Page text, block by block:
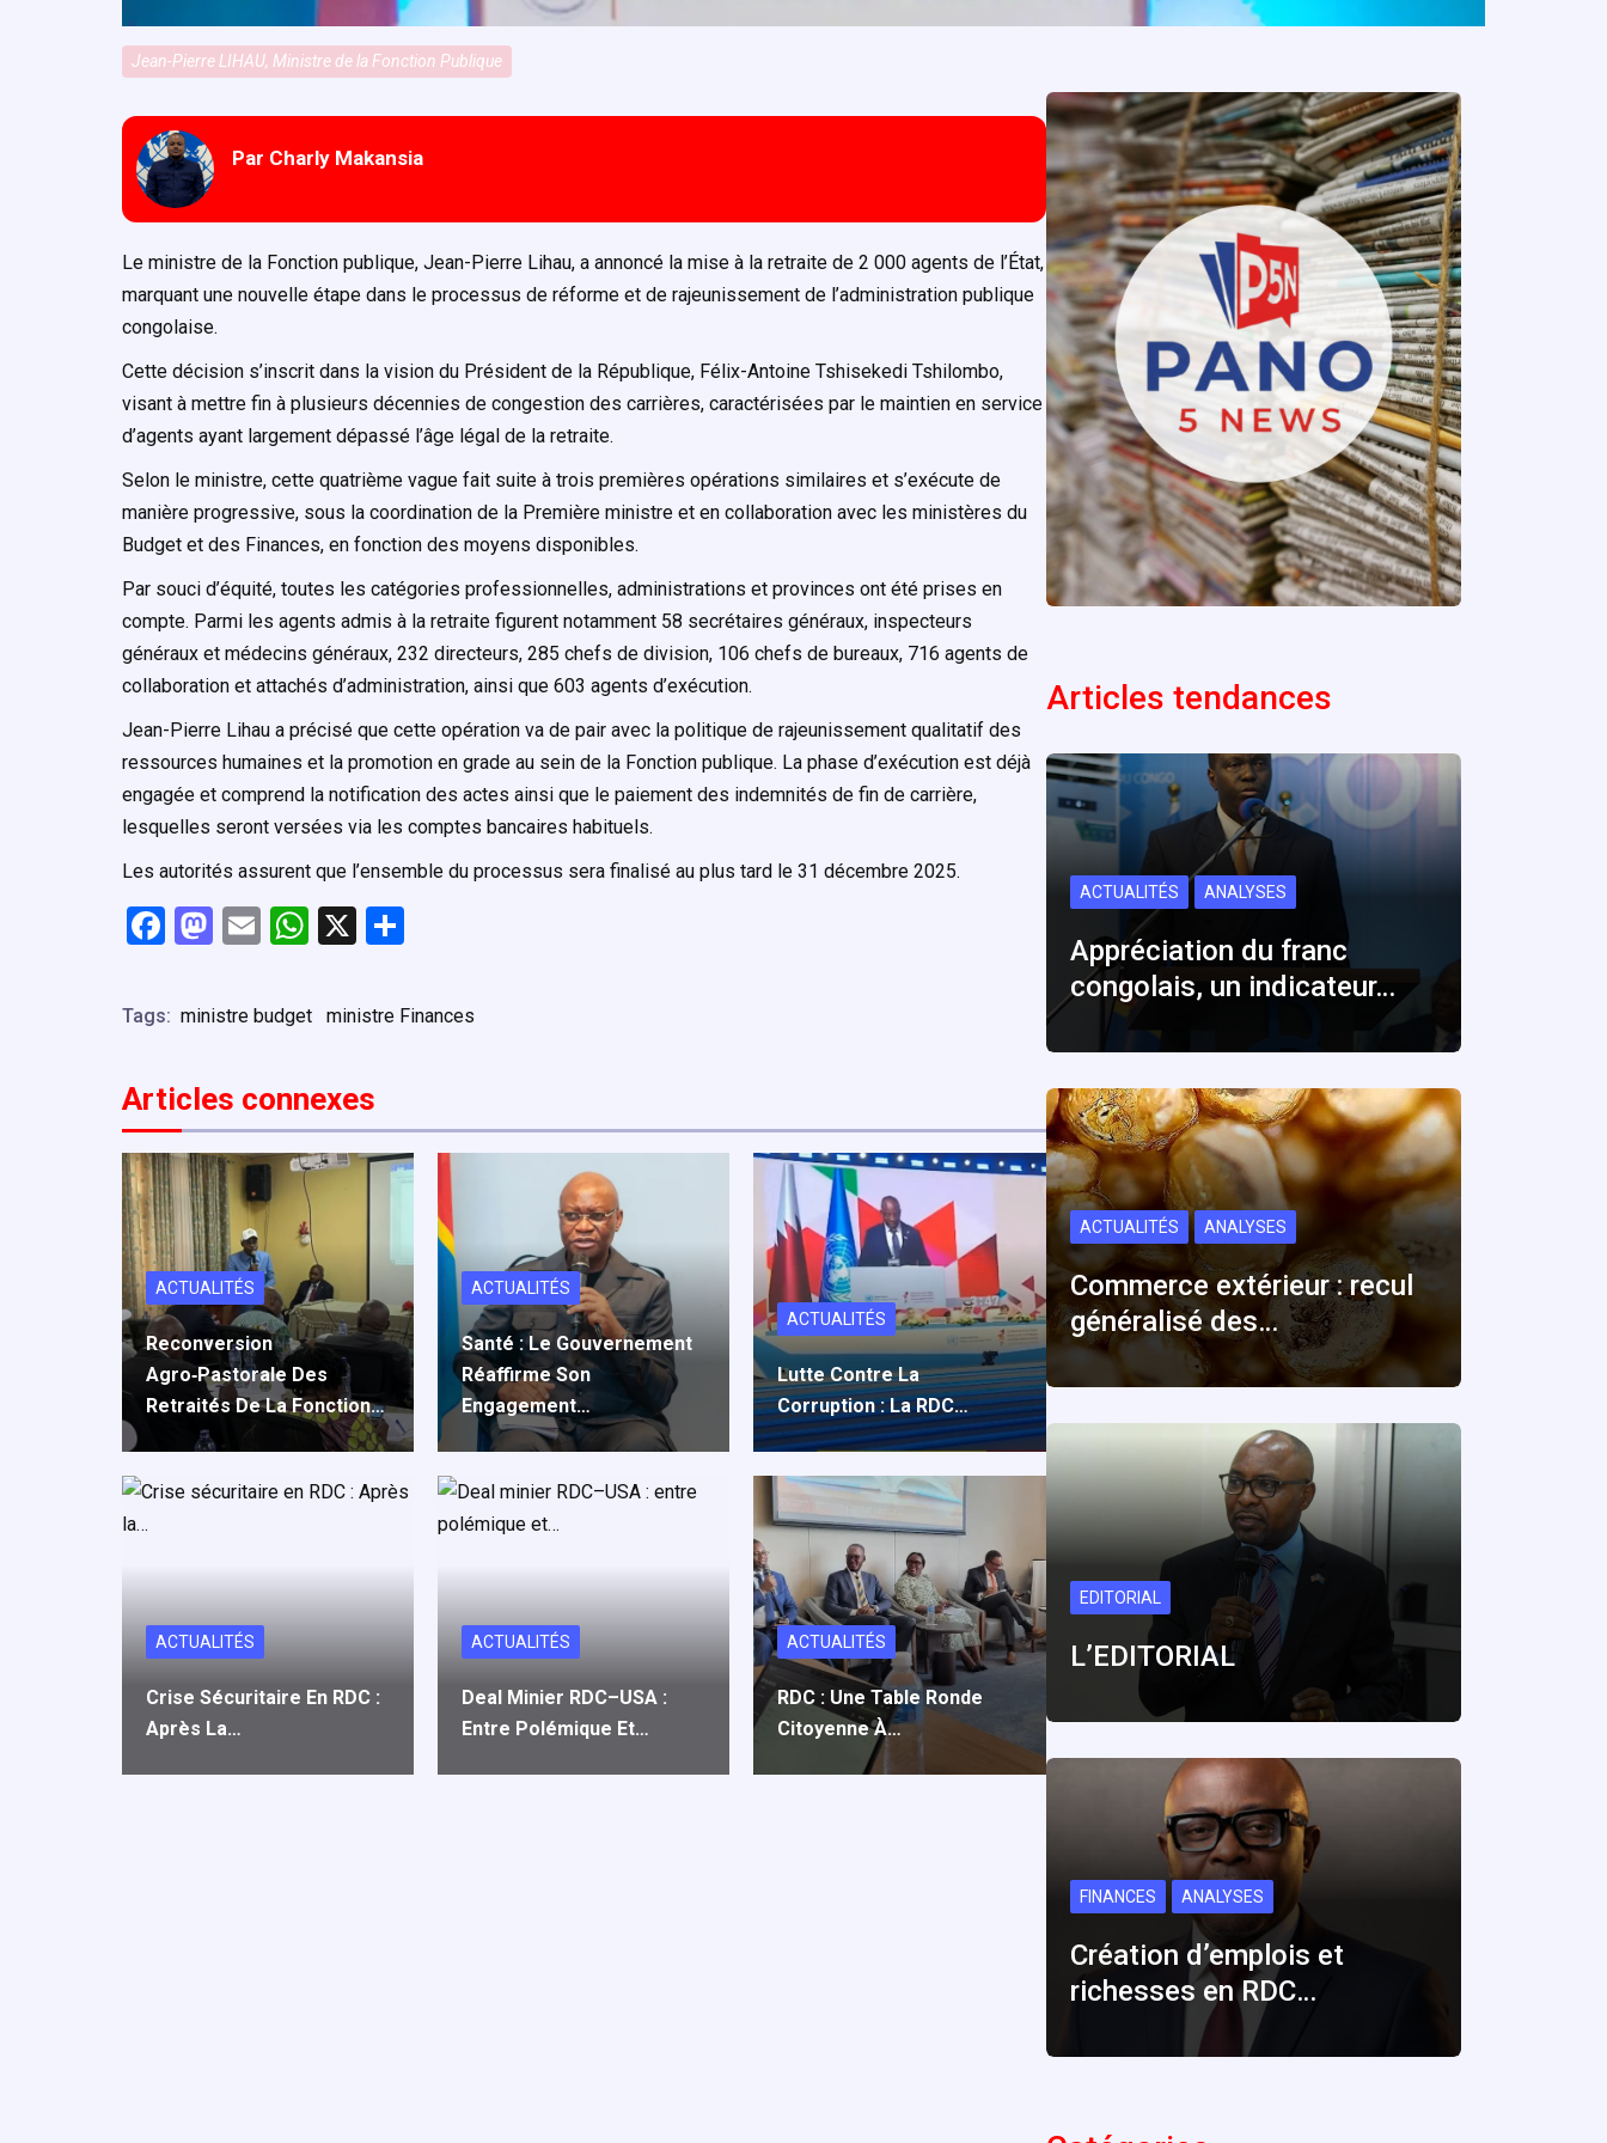
Jean-Pierre LIHAU, Ministre de la Fonction Publique
Par Charly Makansia
Le ministre de la Fonction publique, Jean-Pierre Lihau, a annoncé la mise à la retraite de 2 000 agents de l’État,
marquant une nouvelle étape dans le processus de réforme et de rajeunissement de l’administration publique
congolaise.
Cette décision s’inscrit dans la vision du Président de la République, Félix-Antoine Tshisekedi Tshilombo,
visant à mettre fin à plusieurs décennies de congestion des carrières, caractérisées par le maintien en service
d’agents ayant largement dépassé l’âge légal de la retraite.
Selon le ministre, cette quatrième vague fait suite à trois premières opérations similaires et s’exécute de
manière progressive, sous la coordination de la Première ministre et en collaboration avec les ministères du
Budget et des Finances, en fonction des moyens disponibles.
Par souci d’équité, toutes les catégories professionnelles, administrations et provinces ont été prises en
compte. Parmi les agents admis à la retraite figurent notamment 58 secrétaires généraux, inspecteurs
généraux et médecins généraux, 232 directeurs, 285 chefs de division, 106 chefs de bureaux, 716 agents de
collaboration et attachés d’administration, ainsi que 603 agents d’exécution.
Jean-Pierre Lihau a précisé que cette opération va de pair avec la politique de rajeunissement qualitatif des
ressources humaines et la promotion en grade au sein de la Fonction publique. La phase d’exécution est déjà
engagée et comprend la notification des actes ainsi que le paiement des indemnités de fin de carrière,
lesquelles seront versées via les comptes bancaires habituels.
Les autorités assurent que l’ensemble du processus sera finalisé au plus tard le 31 décembre 2025.
F
ce
o
o
k
M
st
o
n
E
ail
W
at
p
p
X
ta
Tags: ministre budget ministre Finances
Articles connexes
ACTUALITÉS
Reconversion
Agro‑pastorale Des
Retraités De La Fonction…
ACTUALITÉS
Santé : Le Gouvernement
Réaffirme Son
Engagement…
ACTUALITÉS
Lutte Contre La
Corruption : La RDC…
ACTUALITÉS
Crise Sécuritaire En RDC :
Après La…
ACTUALITÉS
Deal Minier RDC–USA :
Entre Polémique Et…
ACTUALITÉS
RDC : Une Table Ronde
Citoyenne À…
Articles tendances
ACTUALITÉS ANALYSES
Appréciation du franc
congolais, un indicateur…
ACTUALITÉS ANALYSES
Commerce extérieur : recul
généralisé des…
EDITORIAL
L’EDITORIAL
FINANCES ANALYSES
Création d’emplois et
richesses en RDC…